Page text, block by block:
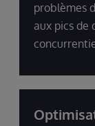
problèmes
aux pics de